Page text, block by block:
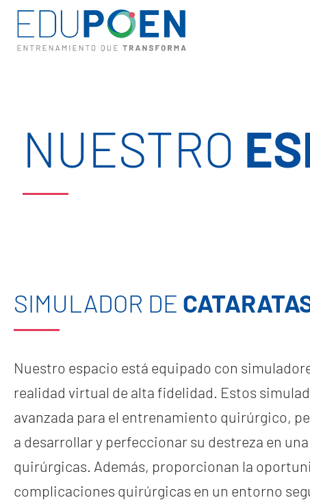
NUESTRO
SIMULADOR DE
Nuestro espacio está equipado con
realidad virtual de alta fidelidad. Estos
avanzada para el entrenamiento quirúrgico,
a desarrollar y perfeccionar su destreza en
quirúrgicas. Además, proporcionan la
complicaciones quirúrgicas en un entorno